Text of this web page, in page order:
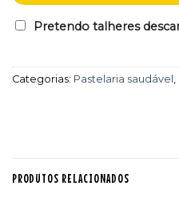
Pretendo talheres
Categorias: Pastelaria saudável ,
PRODUTOS RELACIONADOS